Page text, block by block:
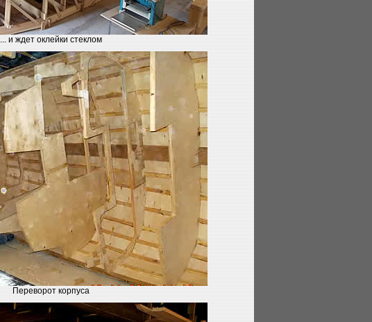
... и ждет оклейки стеклом
Переворот корпуса